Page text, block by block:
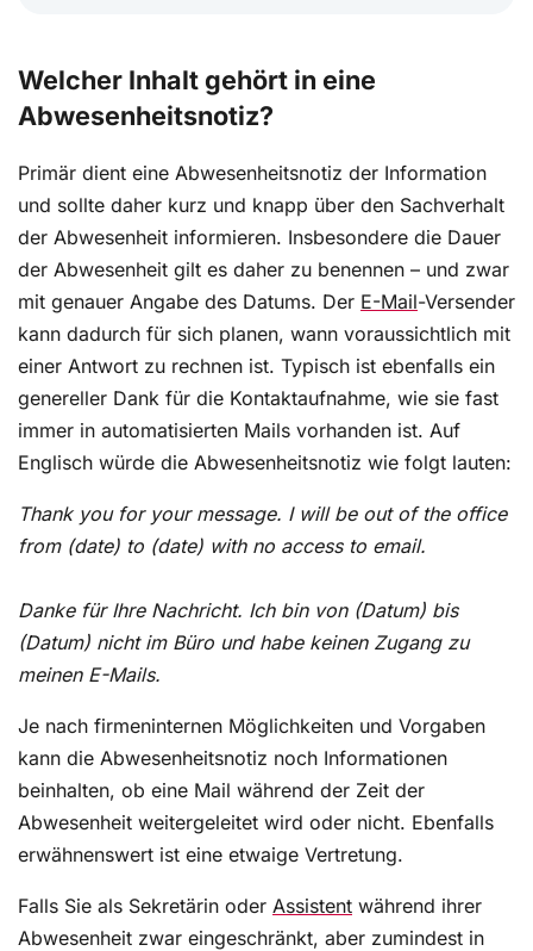
Welcher Inhalt gehört in eine
Abwesenheitsnotiz?
Primär dient eine Abwesenheitsnotiz der Information
und sollte daher kurz und knapp über den Sachverhalt
der Abwesenheit informieren. Insbesondere die Dauer
der Abwesenheit gilt es daher zu benennen – und zwar
mit genauer Angabe des Datums. Der E-Mail-Versender
kann dadurch für sich planen, wann voraussichtlich mit
einer Antwort zu rechnen ist. Typisch ist ebenfalls ein
genereller Dank für die Kontaktaufnahme, wie sie fast
immer in automatisierten Mails vorhanden ist. Auf
Englisch würde die Abwesenheitsnotiz wie folgt lauten:
Thank you for your message. I will be out of the office
from (date) to (date) with no access to email.
Danke für Ihre Nachricht. Ich bin von (Datum) bis
(Datum) nicht im Büro und habe keinen Zugang zu
meinen E-Mails.
Je nach firmeninternen Möglichkeiten und Vorgaben
kann die Abwesenheitsnotiz noch Informationen
beinhalten, ob eine Mail während der Zeit der
Abwesenheit weitergeleitet wird oder nicht. Ebenfalls
erwähnenswert ist eine etwaige Vertretung.
Falls Sie als Sekretärin oder Assistent während ihrer
Abwesenheit zwar eingeschränkt, aber zumindest in